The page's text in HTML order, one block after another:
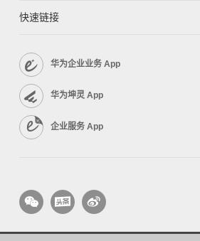
快速链接
华为企业业务 App
华为坤灵 App
企业服务 App